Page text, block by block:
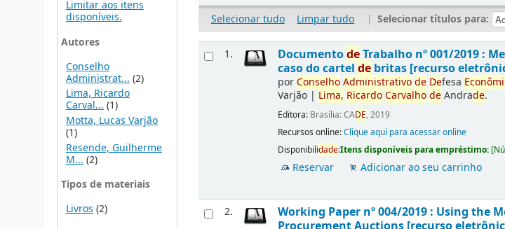
Limitar aos itens
disponíveis.
Autores
Conselho
Administrat... (2)
Lima, Ricardo
Carval...(1)
Motta, Lucas Varjão
(1)
Resende, Guilherme
M... (2)
Tipos de materiais
Livros (2)
Selecionar tudo
Limpar tudo | Selecionar títulos para:
1. DocumentodeTrabalho nº 001/2019 :
caso do cartelde britas [recurso
porConselhoAdministrativode Defesa
Varjão | Lima, RicardoCarvalhodeAndrade.
Editora: Brasília: CADE, 2019
Recursos online:Clique aqui para acessar online
Disponibilidade:Itens disponíveis para empréstimo: [
Reservar Adicionar ao seu carrinho
2. Working Paper nº 004/2019 : Using the